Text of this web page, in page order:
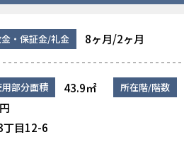
・保証金/礼金 8ヶ月/2ヶ月
部分面積 43.9㎡ 所在階/階数
丁目12-6